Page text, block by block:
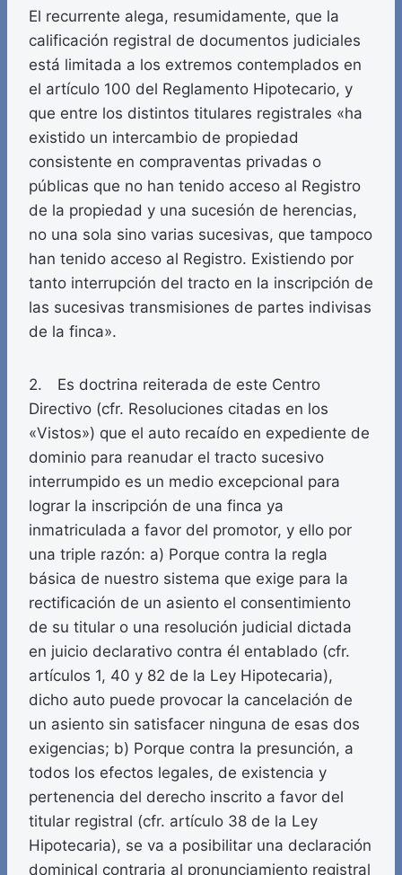
El recurrente alega, resumidamente, que la
calificación registral de documentos judiciales
está limitada a los extremos contemplados en
el artículo 100 del Reglamento Hipotecario, y
que entre los distintos titulares registrales «ha
existido un intercambio de propiedad
consistente en compraventas privadas o
públicas que no han tenido acceso al Registro
de la propiedad y una sucesión de herencias,
no una sola sino varias sucesivas, que tampoco
han tenido acceso al Registro. Existiendo por
tanto interrupción del tracto en la inscripción de
las sucesivas transmisiones de partes indivisas
de la finca».
2. Es doctrina reiterada de este Centro
Directivo (cfr. Resoluciones citadas en los
«Vistos») que el auto recaído en expediente de
dominio para reanudar el tracto sucesivo
interrumpido es un medio excepcional para
lograr la inscripción de una finca ya
inmatriculada a favor del promotor, y ello por
una triple razón: a) Porque contra la regla
básica de nuestro sistema que exige para la
rectificación de un asiento el consentimiento
de su titular o una resolución judicial dictada
en juicio declarativo contra él entablado (cfr.
artículos 1, 40 y 82 de la Ley Hipotecaria),
dicho auto puede provocar la cancelación de
un asiento sin satisfacer ninguna de esas dos
exigencias; b) Porque contra la presunción, a
todos los efectos legales, de existencia y
pertenencia del derecho inscrito a favor del
titular registral (cfr. artículo 38 de la Ley
Hipotecaria), se va a posibilitar una declaración
dominical contraria al pronunciamiento registral